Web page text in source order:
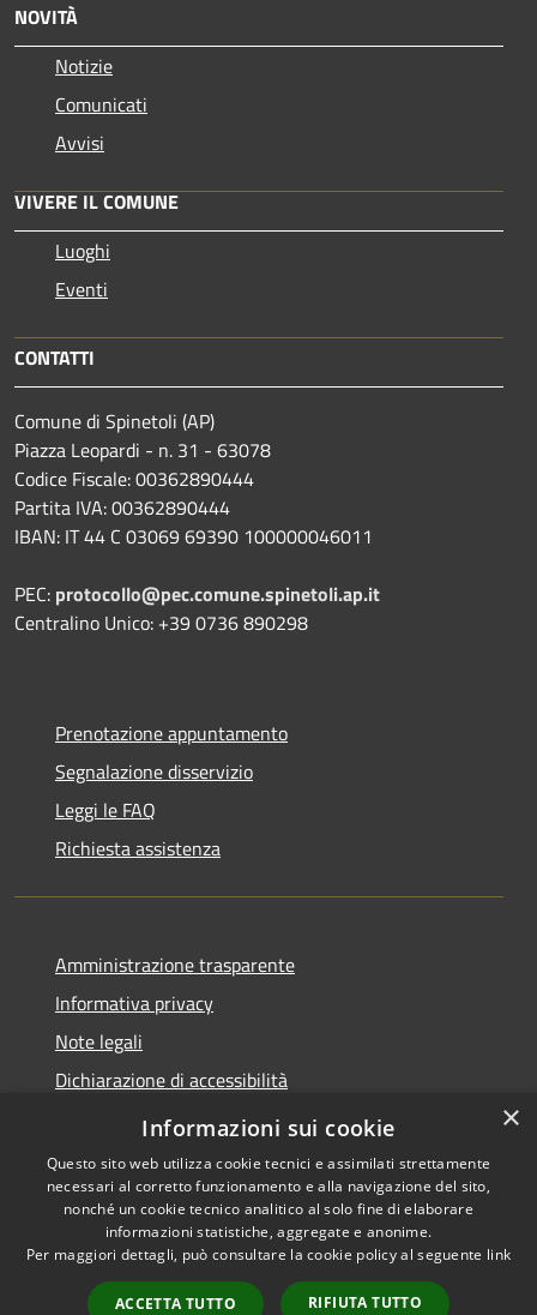
NOVITÀ
Notizie
Comunicati
Avvisi
VIVERE IL COMUNE
Luoghi
Eventi
CONTATTI
Comune di Spinetoli (AP)
Piazza Leopardi - n. 31 - 63078
Codice Fiscale: 00362890444
Partita IVA: 00362890444
IBAN: IT 44 C 03069 69390 100000046011
PEC: protocollo@pec.comune.spinetoli.ap.it
Centralino Unico: +39 0736 890298
Prenotazione appuntamento
Segnalazione disservizio
Leggi le FAQ
Richiesta assistenza
Amministrazione trasparente
Informativa privacy
Note legali
Dichiarazione di accessibilità
Meccanismo di Feedback
Accessibilità
Copyright © 2026 • Comune di
Spinetoli • Powered by
Municipium•
Accesso
×
Informazioni sui cookie
Questo sito web utilizza cookie tecnici e assimilati strettamente
necessari al corretto funzionamento e alla navigazione del sito,
nonché un cookie tecnico analitico al solo fine di elaborare
informazioni statistiche, aggregate e anonime.
Per maggiori dettagli, può consultare la cookie policy al seguente link
ACCETTA TUTTO RIFIUTA TUTTO